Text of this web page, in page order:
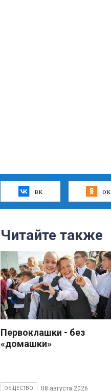
вк ок
Читайте также
Первоклашки - без
«домашки»
ОБЩЕСТВО 08 августа 2026